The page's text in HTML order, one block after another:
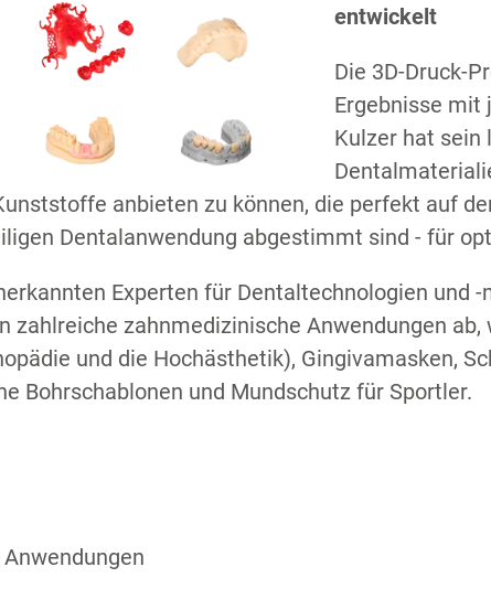
entwickelt
Die 3D-Druck-
Ergebnisse
Kulzer hat sein
anbieten zu können, die perfekt auf
Dentalanwendung abgestimmt sind - für
Experten für Dentaltechnologien und
zahlreiche zahnmedizinische Anwendungen
und die Hochästhetik), Gingivamasken,
Bohrschablonen und Mundschutz für Sportler.